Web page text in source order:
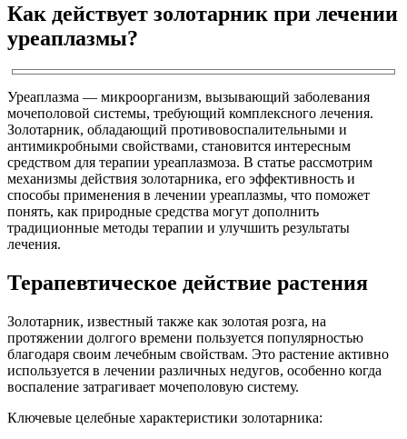
Как действует золотарник при лечении
уреаплазмы?
Уреаплазма — микроорганизм, вызывающий заболевания
мочеполовой системы, требующий комплексного лечения.
Золотарник, обладающий противовоспалительными и
антимикробными свойствами, становится интересным
средством для терапии уреаплазмоза. В статье рассмотрим
механизмы действия золотарника, его эффективность и
способы применения в лечении уреаплазмы, что поможет
понять, как природные средства могут дополнить
традиционные методы терапии и улучшить результаты
лечения.
Терапевтическое действие растения
Золотарник, известный также как золотая розга, на
протяжении долгого времени пользуется популярностью
благодаря своим лечебным свойствам. Это растение активно
используется в лечении различных недугов, особенно когда
воспаление затрагивает мочеполовую систему.
Ключевые целебные характеристики золотарника: